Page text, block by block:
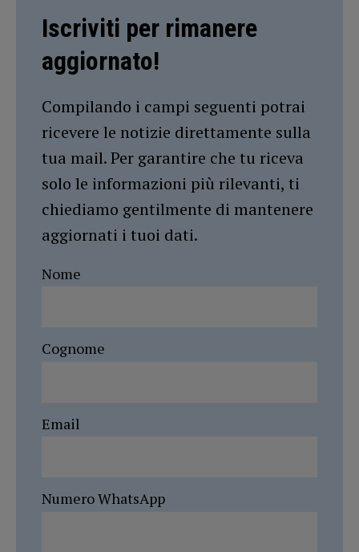
Iscriviti per rimanere
aggiornato!
Compilando i campi seguenti potrai
ricevere le notizie direttamente sulla
tua mail. Per garantire che tu riceva
solo le informazioni più rilevanti, ti
chiediamo gentilmente di mantenere
aggiornati i tuoi dati.
Nome
Cognome
Email
Numero WhatsApp